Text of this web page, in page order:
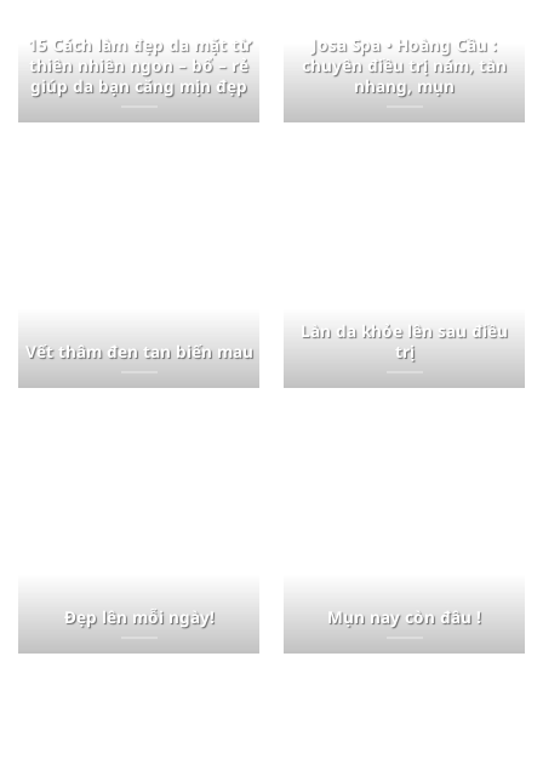
15 Cách làm đẹp da mặt từ
thiên nhiên ngon – bổ – rẻ
giúp da bạn căng mịn đẹp
Josa Spa • Hoàng Cầu :
chuyên điều trị nám, tàn
nhang, mụn
Vết thâm đen tan biến mau
Làn da khỏe lên sau điều
trị
Đẹp lên mỗi ngày! Mụn nay còn đâu !